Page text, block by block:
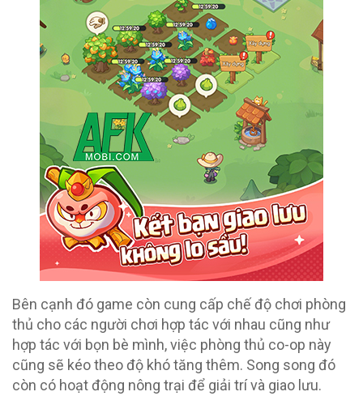
Bên cạnh đó game còn cung cấp chế độ chơi phòng
thủ cho các người chơi hợp tác với nhau cũng như
hợp tác với bọn bè mình, việc phòng thủ co-op này
cũng sẽ kéo theo độ khó tăng thêm. Song song đó
còn có hoạt động nông trại để giải trí và giao lưu.